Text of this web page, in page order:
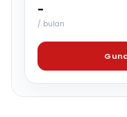
-
/ bulan